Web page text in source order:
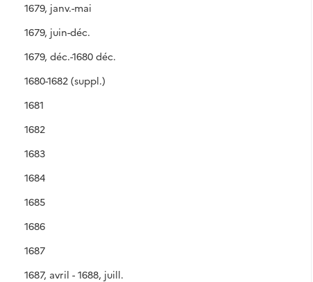
1679, janv.-mai
1679, juin-déc.
1679, déc.-1680 déc.
1680-1682 (suppl.)
1681
1682
1683
1684
1685
1686
1687
1687, avril - 1688, juill.